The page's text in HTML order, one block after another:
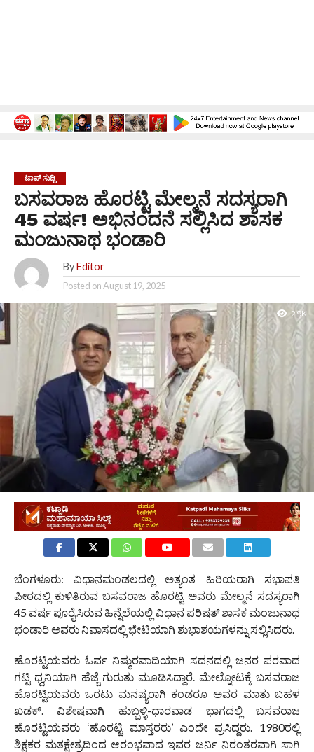
ಟಾಪ್ ಸುದ್ದಿ
ಬಸವರಾಜ ಹೊರಟ್ಟಿ ಮೇಲ್ಮನೆ ಸದಸ್ಯರಾಗಿ
45 ವರ್ಷ! ಅಭಿನಂದನೆ ಸಲ್ಲಿಸಿದ ಶಾಸಕ
ಮಂಜುನಾಥ ಭಂಡಾರಿ
By Editor
Posted onAugust 19, 2025
2.9K
ಬೆಂಗಳೂರು: ವಿಧಾನಮಂಡಲದಲ್ಲಿ ಅತ್ಯಂತ ಹಿರಿಯರಾಗಿ ಸಭಾಪತಿ
ಪೀಠದಲ್ಲಿ ಕುಳಿತಿರುವ ಬಸವರಾಜ ಹೊರಟ್ಟಿ ಅವರು ಮೇಲ್ಮನೆ ಸದಸ್ಯರಾಗಿ
45 ವರ್ಷ ಪೂರೈಸಿರುವ ಹಿನ್ನೆಲೆಯಲ್ಲಿ ವಿಧಾನ ಪರಿಷತ್ ಶಾಸಕ ಮಂಜುನಾಥ
ಭಂಡಾರಿ ಅವರು ನಿವಾಸದಲ್ಲಿ ಭೇಟಿಯಾಗಿ ಶುಭಾಶಯಗಳನ್ನು ಸಲ್ಲಿಸಿದರು.
ಹೊರಟ್ಟಿಯವರು ಓರ್ವ ನಿಷ್ಠುರವಾದಿಯಾಗಿ ಸದನದಲ್ಲಿ ಜನರ ಪರವಾದ
ಗಟ್ಟಿ ಧ್ವನಿಯಾಗಿ ಹೆಜ್ಜೆ ಗುರುತು ಮೂಡಿಸಿದ್ದಾರೆ. ಮೇಲ್ನೋಟಕ್ಕೆ ಬಸವರಾಜ
ಹೊರಟ್ಟಿಯವರು ಒರಟು ಮನಷ್ಯರಾಗಿ ಕಂಡರೂ ಅವರ ಮಾತು ಬಹಳ
ಖಡಕ್. ವಿಶೇಷವಾಗಿ ಹುಬ್ಬಳ್ಳಿ-ಧಾರವಾಡ ಭಾಗದಲ್ಲಿ ಬಸವರಾಜ
ಹೊರಟ್ಟಿಯವರು ʻಹೊರಟ್ಟಿ ಮಾಸ್ತರರು’ ಎಂದೇ ಪ್ರಸಿದ್ದರು. 1980ರಲ್ಲಿ
ಶಿಕ್ಷಕರ ಮತಕ್ಷೇತ್ರದಿಂದ ಆರಂಭವಾದ ಇವರ ಜರ್ನಿ ನಿರಂತರವಾಗಿ ಸಾಗಿ